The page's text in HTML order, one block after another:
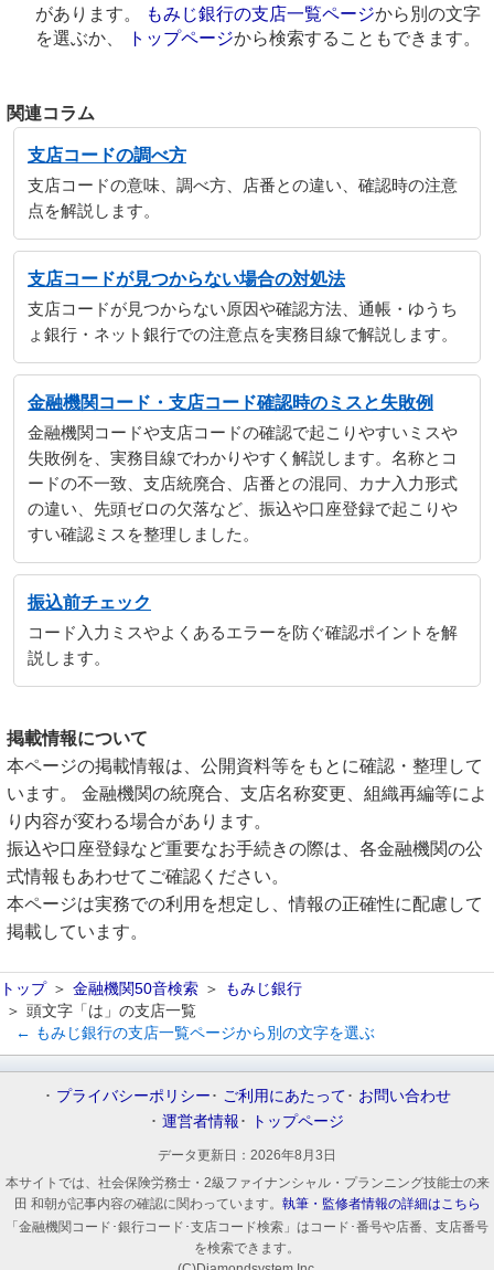
があります。
もみじ銀行の支店一覧ページから別の文字
を選ぶか、
トップページから検索することもできます。
関連コラム
支店コードの調べ方
支店コードの意味、調べ方、店番との違い、確認時の注意
点を解説します。
支店コードが見つからない場合の対処法
支店コードが見つからない原因や確認方法、通帳・ゆうち
ょ銀行・ネット銀行での注意点を実務目線で解説します。
金融機関コード・支店コード確認時のミスと失敗例
金融機関コードや支店コードの確認で起こりやすいミスや
失敗例を、実務目線でわかりやすく解説します。名称とコ
ードの不一致、支店統廃合、店番との混同、カナ入力形式
の違い、先頭ゼロの欠落など、振込や口座登録で起こりや
すい確認ミスを整理しました。
振込前チェック
コード入力ミスやよくあるエラーを防ぐ確認ポイントを解
説します。
掲載情報について
本ページの掲載情報は、公開資料等をもとに確認・整理して
います。 金融機関の統廃合、支店名称変更、組織再編等によ
り内容が変わる場合があります。
振込や口座登録など重要なお手続きの際は、各金融機関の公
式情報もあわせてご確認ください。
本ページは実務での利用を想定し、情報の正確性に配慮して
掲載しています。
トップ 金融機関50音検索
もみじ銀行
頭文字「は」の支店一覧
← もみじ銀行の支店一覧ページから別の文字を選ぶ
プライバシーポリシー ご利用にあたって
お問い合わせ
運営者情報
トップページ
データ更新日： 2026年8月3日
本サイトでは、社会保険労務士・2級ファイナンシャル・プランニング技能士の来
田 和朝が記事内容の確認に関わっています。 執筆・監修者情報の詳細はこちら
「金融機関コード･銀行コード･支店コード検索」はコード･番号や店番、支店番号
を検索できます。